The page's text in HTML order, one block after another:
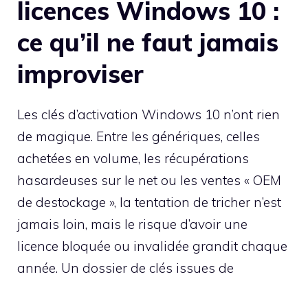
licences Windows 10 :
ce qu’il ne faut jamais
improviser
Les clés d’activation Windows 10 n’ont rien
de magique. Entre les génériques, celles
achetées en volume, les récupérations
hasardeuses sur le net ou les ventes « OEM
de destockage », la tentation de tricher n’est
jamais loin, mais le risque d’avoir une
licence bloquée ou invalidée grandit chaque
année. Un dossier de clés issues de